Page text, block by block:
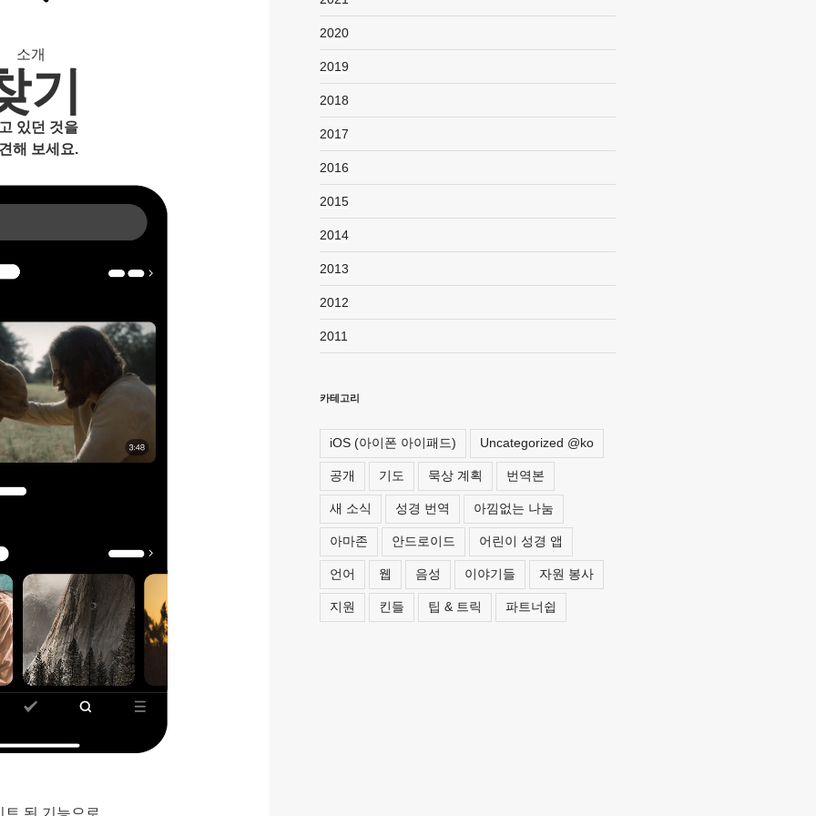
소개
기
있던 것을
해 보세요.
2020
2019
2018
2017
2016
2015
2014
2013
2012
2011
카테고리
iOS (아이폰 아이패드) Uncategorized @ko
공개 기도 묵상 계획 번역본
새 소식 성경 번역 아낌없는 나눔
아마존 안드로이드 어린이 성경 앱
언어 웹 음성 이야기들 자원 봉사
지원 킨들 팁 & 트릭 파트너쉽